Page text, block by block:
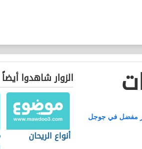
الزوار شاهدوا أيضاً